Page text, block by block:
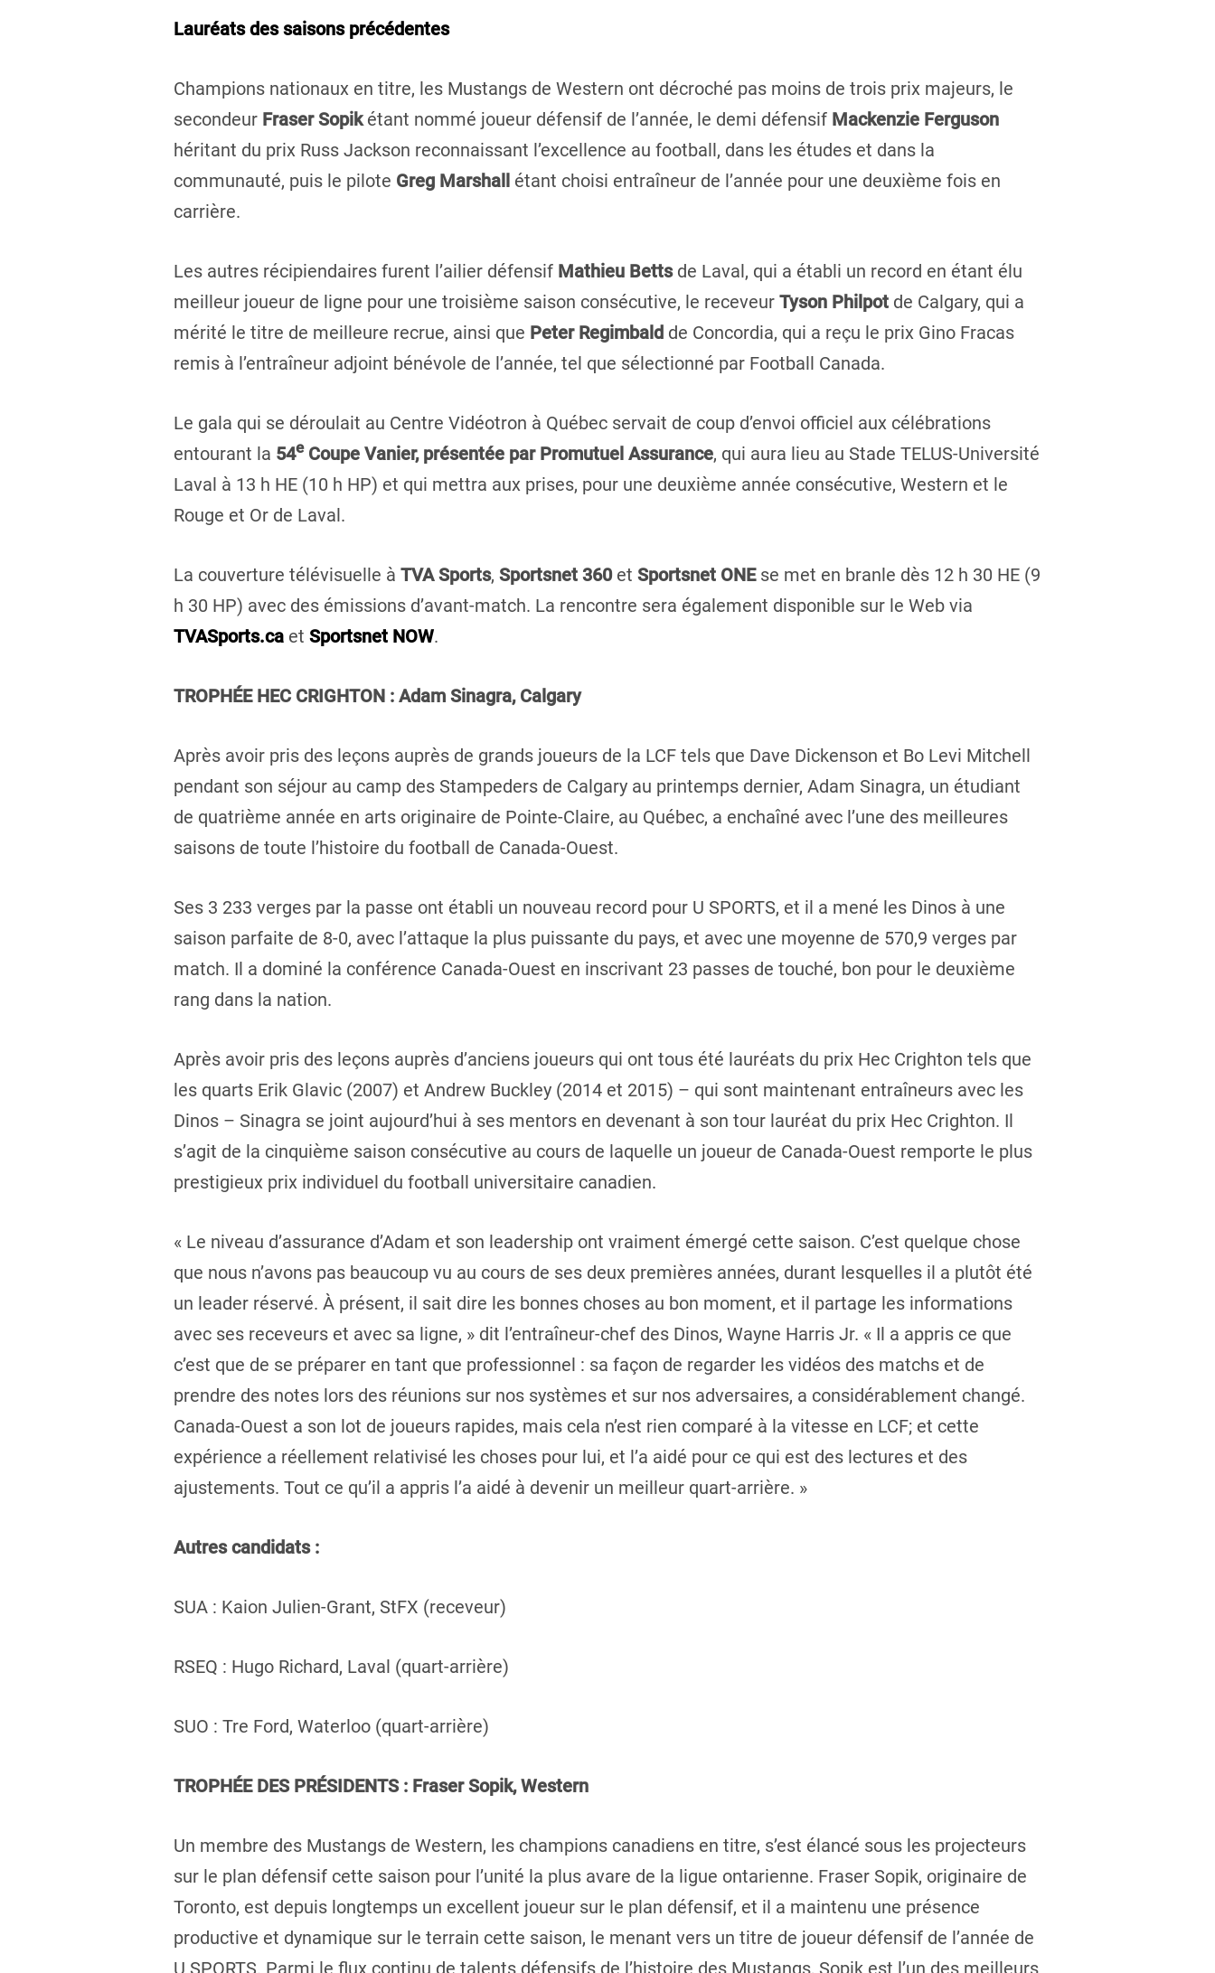
Lauréats des saisons précédentes
Champions nationaux en titre, les Mustangs de Western ont décroché pas moins de trois prix majeurs, le
secondeur Fraser Sopikétant nommé joueur défensif de l’année, le demi défensif Mackenzie Ferguson
héritant du prix Russ Jackson reconnaissant l’excellence au football, dans les études et dans la
communauté, puis le pilote Greg Marshall étant choisi entraîneur de l’année pour une deuxième fois en
carrière.
Les autres récipiendaires furent l’ailier défensif Mathieu Bettsde Laval, qui a établi un record en étant élu
meilleur joueur de ligne pour une troisième saison consécutive, le receveur Tyson Philpot de Calgary, qui a
mérité le titre de meilleure recrue, ainsi que Peter Regimbald de Concordia, qui a reçu le prix Gino Fracas
remis à l’entraîneur adjoint bénévole de l’année, tel que sélectionné par Football Canada.
Le gala qui se déroulait au Centre Vidéotron à Québec servait de coup d’envoi officiel aux célébrations
entourant la 54eCoupe Vanier, présentée par Promutuel Assurance, qui aura lieu au Stade TELUS-Université
Laval à 13 h HE (10 h HP) et qui mettra aux prises, pour une deuxième année consécutive, Western et le
Rouge et Or de Laval.
La couverture télévisuelle à TVA Sports, Sportsnet 360 et Sportsnet ONEse met en branle dès 12 h 30 HE (9
h 30 HP) avec des émissions d’avant-match. La rencontre sera également disponible sur le Web via
TVASports.ca et Sportsnet NOW.
TROPHÉE HEC CRIGHTON : Adam Sinagra, Calgary
Après avoir pris des leçons auprès de grands joueurs de la LCF tels que Dave Dickenson et Bo Levi Mitchell
pendant son séjour au camp des Stampeders de Calgary au printemps dernier, Adam Sinagra, un étudiant
de quatrième année en arts originaire de Pointe-Claire, au Québec, a enchaîné avec l’une des meilleures
saisons de toute l’histoire du football de Canada-Ouest.
Ses 3 233 verges par la passe ont établi un nouveau record pour U SPORTS, et il a mené les Dinos à une
saison parfaite de 8-0, avec l’attaque la plus puissante du pays, et avec une moyenne de 570,9 verges par
match. Il a dominé la conférence Canada-Ouest en inscrivant 23 passes de touché, bon pour le deuxième
rang dans la nation.
Après avoir pris des leçons auprès d’anciens joueurs qui ont tous été lauréats du prix Hec Crighton tels que
les quarts Erik Glavic (2007) et Andrew Buckley (2014 et 2015) – qui sont maintenant entraîneurs avec les
Dinos – Sinagra se joint aujourd’hui à ses mentors en devenant à son tour lauréat du prix Hec Crighton. Il
s’agit de la cinquième saison consécutive au cours de laquelle un joueur de Canada-Ouest remporte le plus
prestigieux prix individuel du football universitaire canadien.
« Le niveau d’assurance d’Adam et son leadership ont vraiment émergé cette saison. C’est quelque chose
que nous n’avons pas beaucoup vu au cours de ses deux premières années, durant lesquelles il a plutôt été
un leader réservé. À présent, il sait dire les bonnes choses au bon moment, et il partage les informations
avec ses receveurs et avec sa ligne, » dit l’entraîneur-chef des Dinos, Wayne Harris Jr. « Il a appris ce que
c’est que de se préparer en tant que professionnel : sa façon de regarder les vidéos des matchs et de
prendre des notes lors des réunions sur nos systèmes et sur nos adversaires, a considérablement changé.
Canada-Ouest a son lot de joueurs rapides, mais cela n’est rien comparé à la vitesse en LCF; et cette
expérience a réellement relativisé les choses pour lui, et l’a aidé pour ce qui est des lectures et des
ajustements. Tout ce qu’il a appris l’a aidé à devenir un meilleur quart-arrière. »
Autres candidats :
SUA : Kaion Julien-Grant, StFX (receveur)
RSEQ : Hugo Richard, Laval (quart-arrière)
SUO : Tre Ford, Waterloo (quart-arrière)
TROPHÉE DES PRÉSIDENTS : Fraser Sopik, Western
Un membre des Mustangs de Western, les champions canadiens en titre, s’est élancé sous les projecteurs
sur le plan défensif cette saison pour l’unité la plus avare de la ligue ontarienne. Fraser Sopik, originaire de
Toronto, est depuis longtemps un excellent joueur sur le plan défensif, et il a maintenu une présence
productive et dynamique sur le terrain cette saison, le menant vers un titre de joueur défensif de l’année de
U SPORTS. Parmi le flux continu de talents défensifs de l’histoire des Mustangs, Sopik est l’un des meilleurs